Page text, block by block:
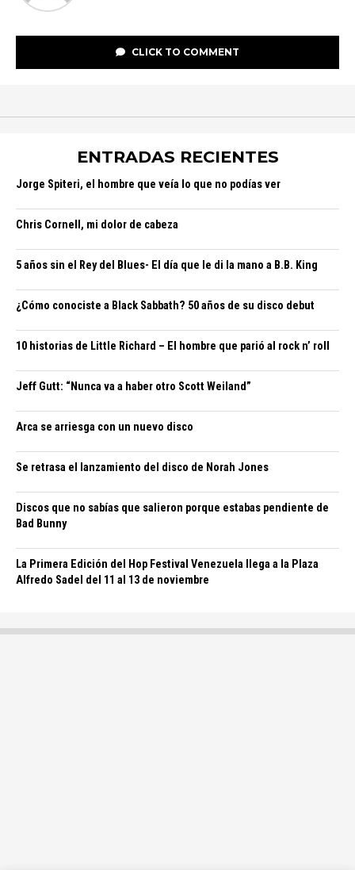
CLICK TO COMMENT
ENTRADAS RECIENTES
Jorge Spiteri, el hombre que veía lo que no podías ver
Chris Cornell, mi dolor de cabeza
5 años sin el Rey del Blues- El día que le di la mano a B.B. King
¿Cómo conociste a Black Sabbath? 50 años de su disco debut
10 historias de Little Richard – El hombre que parió al rock n’ roll
Jeff Gutt: “Nunca va a haber otro Scott Weiland”
Arca se arriesga con un nuevo disco
Se retrasa el lanzamiento del disco de Norah Jones
Discos que no sabías que salieron porque estabas pendiente de
Bad Bunny
La Primera Edición del Hop Festival Venezuela llega a la Plaza
Alfredo Sadel del 11 al 13 de noviembre